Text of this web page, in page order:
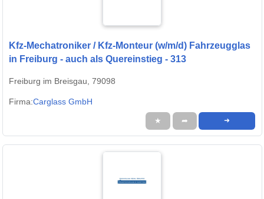
Kfz-Mechatroniker / Kfz-Monteur (w/m/d) Fahrzeugglas
in Freiburg - auch als Quereinstieg - 313
Freiburg im Breisgau, 79098
Firma:Carglass GmbH
★ ➦ ➜